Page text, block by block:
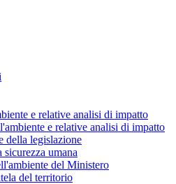
e relative analisi di impatto
e relative analisi di impatto
della legislazione
sicurezza umana
del Ministero
del territorio